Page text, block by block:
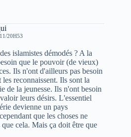
20H53
islamistes démodés ? A la
que le pouvoir (de vieux)
Ils n'ont d'ailleurs pas besoin
reconnaissent. Ils sont la
de la jeunesse. Ils n'ont besoin
leurs désirs. L'essentiel
devienne un pays
que les choses ne
cela. Mais ça doit être que